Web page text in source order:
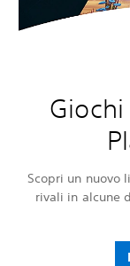
Scopri un nuovo
rivali in alcune